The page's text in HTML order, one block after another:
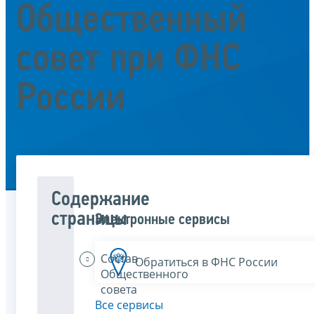
Общественный
совет при ФНС
России
Содержание
страницы
Состав
Общественного
совета
Электронные сервисы
Обратиться в ФНС России
Все сервисы